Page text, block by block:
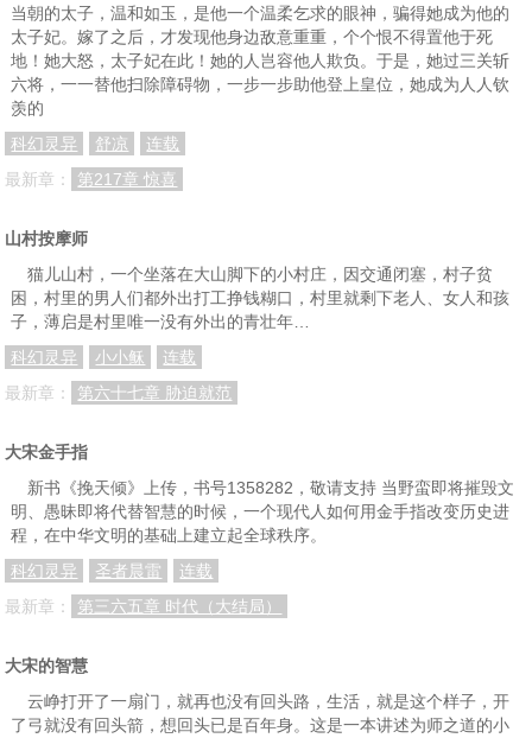
当朝的太子，温和如玉，是他一个温柔乞求的眼神，骗得她成为他的
太子妃。嫁了之后，才发现他身边敌意重重，个个恨不得置他于死
地！她大怒，太子妃在此！她的人岂容他人欺负。于是，她过三关斩
六将，一一替他扫除障碍物，一步一步助他登上皇位，她成为人人钦
羡的
科幻灵异
舒凉
连载
最新章：
第217章 惊喜
山村按摩师
猫儿山村，一个坐落在大山脚下的小村庄，因交通闭塞，村子贫
困，村里的男人们都外出打工挣钱糊口，村里就剩下老人、女人和孩
子，薄启是村里唯一没有外出的青壮年…
科幻灵异
小小稣
连载
最新章：
第六十七章 胁迫就范
大宋金手指
新书《挽天倾》上传，书号1358282，敬请支持 当野蛮即将摧毁文
明、愚昧即将代替智慧的时候，一个现代人如何用金手指改变历史进
程，在中华文明的基础上建立起全球秩序。
科幻灵异
圣者晨雷
连载
最新章：
第三六五章 时代（大结局）
大宋的智慧
云峥打开了一扇门，就再也没有回头路，生活，就是这个样子，开
了弓就没有回头箭，想回头已是百年身。这是一本讲述为师之道的小